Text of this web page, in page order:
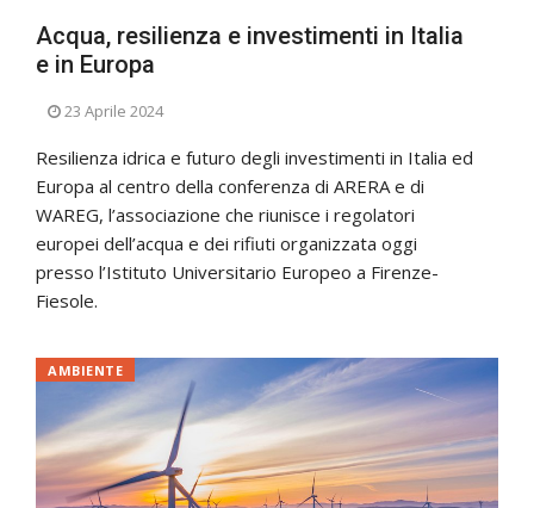
Acqua, resilienza e investimenti in Italia
e in Europa
23 Aprile 2024
Resilienza idrica e futuro degli investimenti in Italia ed
Europa al centro della conferenza di ARERA e di
WAREG, l’associazione che riunisce i regolatori
europei dell’acqua e dei rifiuti organizzata oggi
presso l’Istituto Universitario Europeo a Firenze-
Fiesole.
AMBIENTE